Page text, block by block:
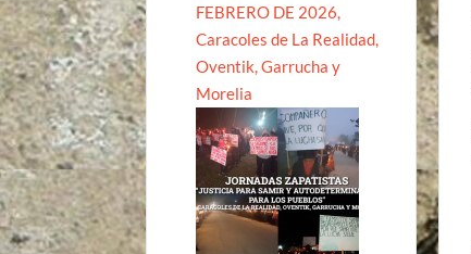
FEBRERO DE 2026,
Caracoles de La Realidad,
Oventik, Garrucha y
Morelia